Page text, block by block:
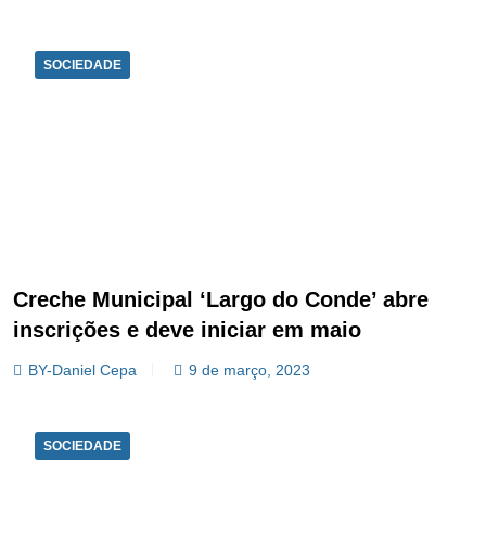
SOCIEDADE
Creche Municipal ‘Largo do Conde’ abre
inscrições e deve iniciar em maio
BY-Daniel Cepa 9 de março, 2023
SOCIEDADE